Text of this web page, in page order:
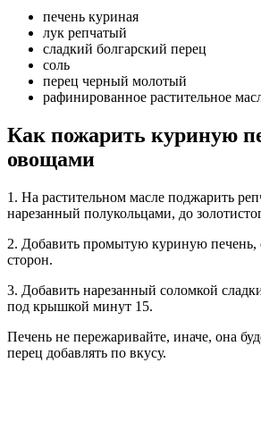
печень куриная
лук репчатый
сладкий болгарский перец
соль
перец черный молотый
рафинированное растительное
Как пожарить куриную
овощами
1. На растительном масле поджарить
нарезанный полукольцами, до
2. Добавить промытую куриную печень,
сторон.
3. Добавить нарезанный соломкой
под крышкой минут 15.
Печень не пережаривайте, иначе, она
перец добавлять по вкусу.